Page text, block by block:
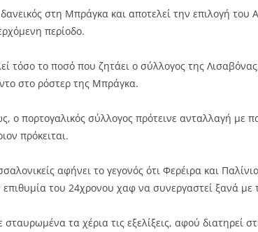
στη Μπράγκα και αποτελεί την επιλογή του
περίοδο.
τόσο το ποσό που ζητάει ο σύλλογος της
στο ρόστερ της Μπράγκα.
ο πορτογαλικός σύλλογος πρότεινε ανταλλαγή με
πρόκειται.
αφήνει το γεγονός ότι Φερέιρα και
επιθυμία του 24χρονου χαφ να συνεργαστεί ξανά
τα χέρια τις εξελίξεις, αφού διατηρεί